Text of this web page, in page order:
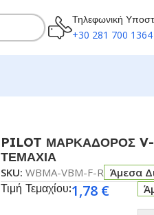
Τηλεφωνική
+30 281 700 1364
PILOT ΜΑΡΚΑΔΟΡΟΣ V-
ΤΕΜΑΧΙΑ
SKU: WBMA-VBM-F-R Άμεσα
Τιμή Τεμαχίου:1,78 €